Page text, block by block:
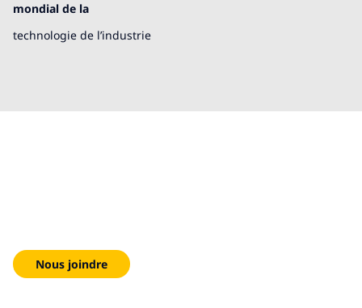
mondial de la
technologie de l’industrie
Nous joindre